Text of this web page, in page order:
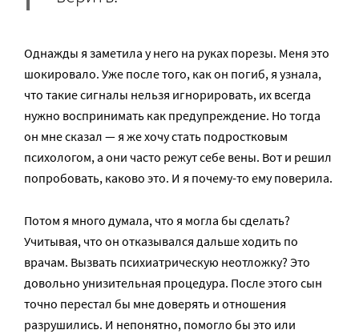
Однажды я заметила у него на руках порезы. Меня это
шокировало. Уже после того, как он погиб, я узнала,
что такие сигналы нельзя игнорировать, их всегда
нужно воспринимать как предупреждение. Но тогда
он мне сказал — я же хочу стать подростковым
психологом, а они часто режут себе вены. Вот и решил
попробовать, каково это. И я почему-то ему поверила.
Потом я много думала, что я могла бы сделать?
Учитывая, что он отказывался дальше ходить по
врачам. Вызвать психиатрическую неотложку? Это
довольно унизительная процедура. После этого сын
точно перестал бы мне доверять и отношения
разрушились. И непонятно, помогло бы это или